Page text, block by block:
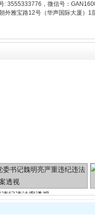
3555333776，微信号：
雅宝路12号（华声国际大厦）
意愿榜揭晓